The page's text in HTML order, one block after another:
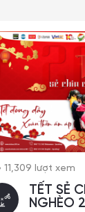
11,309 lượt xem
TẾT SẺ
NGHÈO